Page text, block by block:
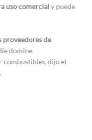
uso comercial y puede
proveedores de
domine
dijo el